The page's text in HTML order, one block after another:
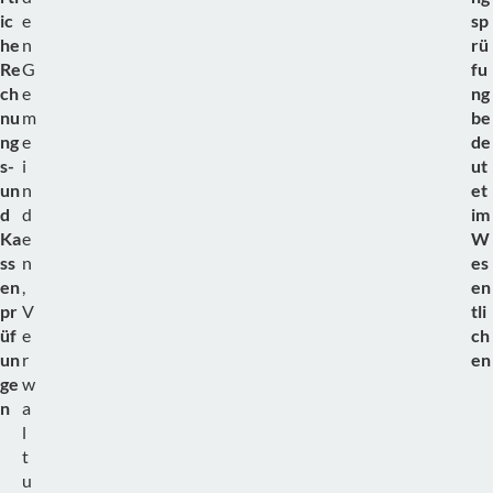
ic
he
Re
ch
nu
ng
s-
un
d
Ka
ss
en
pr
üf
un
ge
n
e
n
G
e
m
e
i
n
d
e
n
,
V
e
r
w
a
l
t
u
sp
rü
fu
ng
be
de
ut
et
im
W
es
en
tli
ch
en